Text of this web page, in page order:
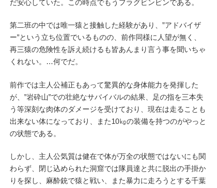
だ安心していた。この時点でもうフラグビンビンである。
第二班の中では唯一猿と接触した経験があり、”アドバイザ
ー”という立ち位置でいるものの、前作同様に人望が無く、
再三猿の危険性を訴え続けるも皆あんまり言う事を聞いちゃ
くれない。…何でだ。
前作では主人公補正もあって驚異的な身体能力を発揮した
が、”岩砕山”での壮絶なサバイバルの結果、足の指を三本失
う等深刻な肉体のダメージを受けており、現在は走ることも
出来ない体になっており、また10㎏の装備を持つのがやっと
の状態である。
しかし、主人公気質は健在で体が万全の状態ではないにも関
わらず、閉じ込められた洞窟では隊員達と共に脱出の手掛か
りを探し、麻酔銃で猿と戦い、また暴力に走ろうとする千葉